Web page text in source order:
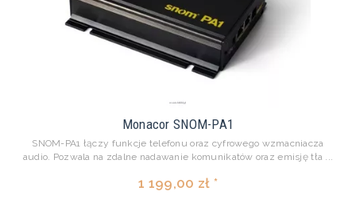
Monacor SNOM-PA1
SNOM-PA1 łączy funkcje telefonu oraz cyfrowego wzmacniacza
audio. Pozwala na zdalne nadawanie komunikatów oraz emisję tła ...
1 199,00 zł *